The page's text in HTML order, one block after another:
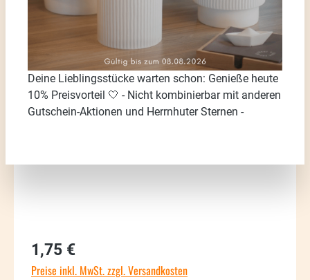
Bildergalerie überspringen
Regulärer Preis:
1,75 €
Preise inkl. MwSt. zzgl. Versandkosten
Deine Lieblingsstücke warten schon: Genieße heute
10% Preisvorteil 🤍 - Nicht kombinierbar mit anderen
Gutschein-Aktionen und Herrnhuter Sternen -